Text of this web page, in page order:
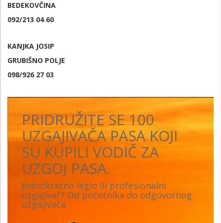
BEDEKOVČINA
092/213 04 60
KANJKA JOSIP
GRUBIŠNO POLJE
098/926 27 03
PRIDRUŽITE SE 100
UZGAJIVAČA PASA KOJI
SU KUPILI VODIČ ZA
UZGOJ PASA.
Jednokratno leglo ili profesionalni
uzgajivač? Od početnika do odgovornog
uzgajivača.